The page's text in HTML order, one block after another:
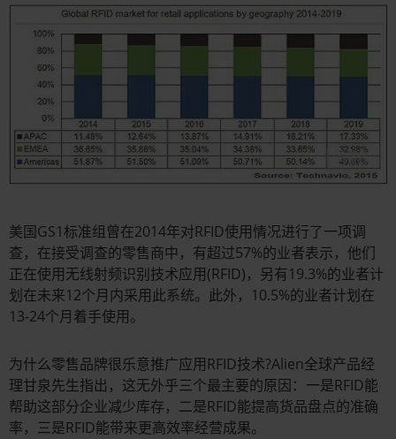
美国GS1标准组曾在2014年对RFID使用情况进行了一项调
查，在接受调查的零售商中，有超过57%的业者表示，他们
正在使用无线射频识别技术应用(RFID)，另有19.3%的业者计
划在未来12个月内采用此系统。此外，10.5%的业者计划在
13-24个月着手使用。
为什么零售品牌很乐意推广应用RFID技术?Alien全球产品经
理甘泉先生指出，这无外乎三个最主要的原因：一是RFID能
帮助这部分企业减少库存，二是RFID能提高货品盘点的准确
率，三是RFID能带来更高效率经营成果。